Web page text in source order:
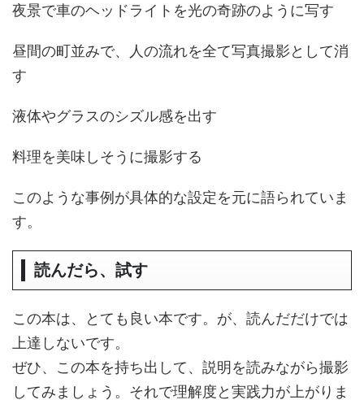
夜景で車のヘッドライトを光の奇跡のように写す
昼間の町並みで、人の流れを全て写真撮影として消
す
液体やグラスのシズル感を出す
料理を美味しそうに撮影する
このような事例が具体的な設定を元に語られていま
す。
読んだら、試す
この本は、とても良い本です。が、読んだだけでは
上達しないです。
ぜひ、この本を持ち出して、説明を読みながら撮影
してみましょう。それで理解度と実践力が上がりま